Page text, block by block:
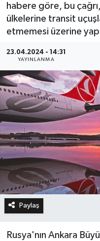
habere göre, bu
ülkelerine transit
etmemesi üzerine
23.04.2024 - 14:31
YAYINLANMA
Paylaş
Rusya'nın Ankara